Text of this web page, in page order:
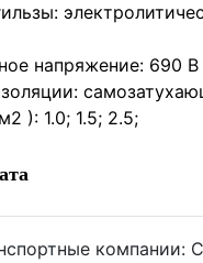
напряжение: 690 В
): 1.0; 1.5; 2.5;
компании: